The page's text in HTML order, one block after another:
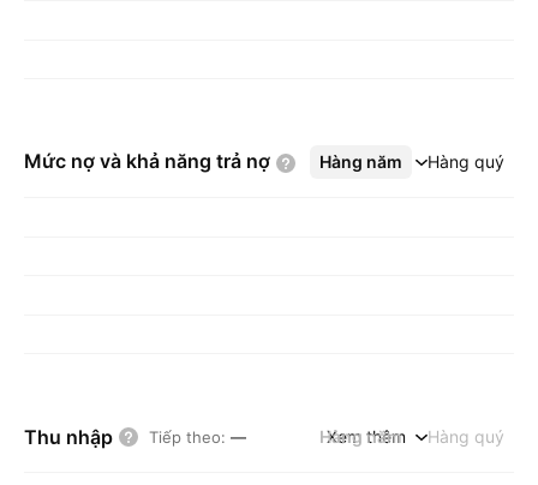
Mức nợ và khả năng trả nợ Hàng năm Hàng quý
Xem thêm
Thu nhập Tiếp theo: — Hàng năm Hàng quý
Xem thêm